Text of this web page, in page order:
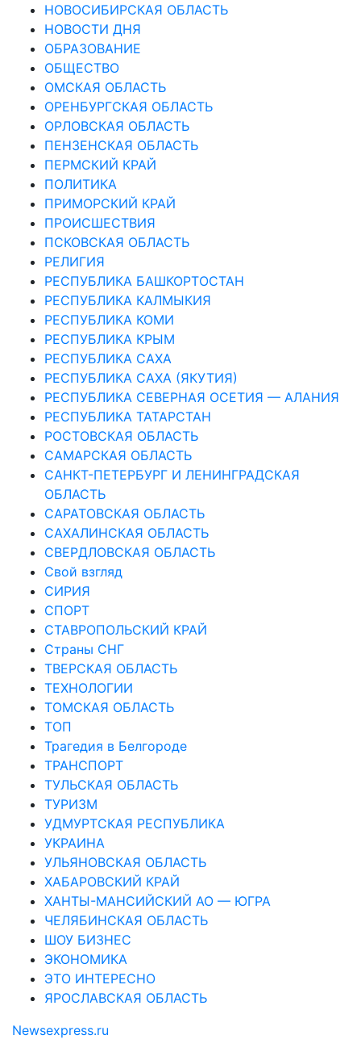
НОВОСИБИРСКАЯ ОБЛАСТЬ
НОВОСТИ ДНЯ
ОБРАЗОВАНИЕ
ОБЩЕСТВО
ОМСКАЯ ОБЛАСТЬ
ОРЕНБУРГСКАЯ ОБЛАСТЬ
ОРЛОВСКАЯ ОБЛАСТЬ
ПЕНЗЕНСКАЯ ОБЛАСТЬ
ПЕРМСКИЙ КРАЙ
ПОЛИТИКА
ПРИМОРСКИЙ КРАЙ
ПРОИСШЕСТВИЯ
ПСКОВСКАЯ ОБЛАСТЬ
РЕЛИГИЯ
РЕСПУБЛИКА БАШКОРТОСТАН
РЕСПУБЛИКА КАЛМЫКИЯ
РЕСПУБЛИКА КОМИ
РЕСПУБЛИКА КРЫМ
РЕСПУБЛИКА САХА
РЕСПУБЛИКА САХА (ЯКУТИЯ)
РЕСПУБЛИКА СЕВЕРНАЯ ОСЕТИЯ — АЛАНИЯ
РЕСПУБЛИКА ТАТАРСТАН
РОСТОВСКАЯ ОБЛАСТЬ
САМАРСКАЯ ОБЛАСТЬ
САНКТ-ПЕТЕРБУРГ И ЛЕНИНГРАДСКАЯ
ОБЛАСТЬ
САРАТОВСКАЯ ОБЛАСТЬ
САХАЛИНСКАЯ ОБЛАСТЬ
СВЕРДЛОВСКАЯ ОБЛАСТЬ
Свой взгляд
СИРИЯ
СПОРТ
СТАВРОПОЛЬСКИЙ КРАЙ
Страны СНГ
ТВЕРСКАЯ ОБЛАСТЬ
ТЕХНОЛОГИИ
ТОМСКАЯ ОБЛАСТЬ
ТОП
Трагедия в Белгороде
ТРАНСПОРТ
ТУЛЬСКАЯ ОБЛАСТЬ
ТУРИЗМ
УДМУРТСКАЯ РЕСПУБЛИКА
УКРАИНА
УЛЬЯНОВСКАЯ ОБЛАСТЬ
ХАБАРОВСКИЙ КРАЙ
ХАНТЫ-МАНСИЙСКИЙ АО — ЮГРА
ЧЕЛЯБИНСКАЯ ОБЛАСТЬ
ШОУ БИЗНЕС
ЭКОНОМИКА
ЭТО ИНТЕРЕСНО
ЯРОСЛАВСКАЯ ОБЛАСТЬ
Newsexpress.ru